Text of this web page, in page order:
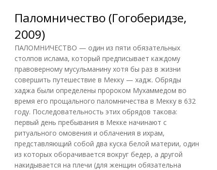
Паломничество (Гогоберидзе,
2009)
ПАЛОМНИЧЕСТВО — один из пяти обязательных
столпов ислама, который предписывает каждому
правоверному мусульманину хотя бы раз в жизни
совершить путешествие в Мекку — хадж. Обряды
хаджа были определены пророком Мухаммедом во
время его прощального паломничества в Мекку в 632
году. Последовательность этих обрядов такова:
первый день пребывания в Мекке начинают с
ритуального омовения и облачения в ихрам,
представляющий собой два куска белой материи, один
из которых оборачивается вокруг бедер, а другой
накидывается на плечи (для женщин обязательна